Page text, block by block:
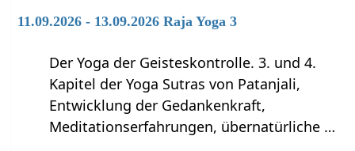
11.09.2026 - 13.09.2026 Raja Yoga 3
Der Yoga der Geisteskontrolle. 3. und 4.
Kapitel der Yoga Sutras von Patanjali,
Entwicklung der Gedankenkraft,
Meditationserfahrungen, übernatürliche …